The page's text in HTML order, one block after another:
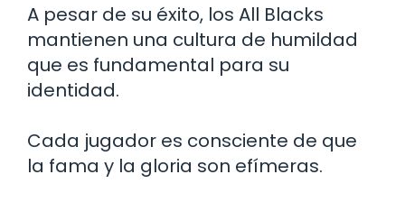
A pesar de su éxito, los All Blacks
mantienen una cultura de humildad
que es fundamental para su
identidad.
Cada jugador es consciente de que
la fama y la gloria son efímeras.